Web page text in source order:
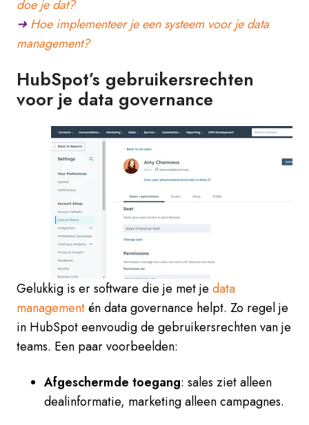
doe je dat?
➜ Hoe implementeer je een systeem voor je data
management?
HubSpot’s gebruikersrechten
voor je data governance
Gelukkig is er software die je met je data
managementén data governance helpt. Zo regel je
in HubSpot eenvoudig de gebruikersrechten van je
teams. Een paar voorbeelden:
Afgeschermde toegang: sales ziet alleen
dealinformatie, marketing alleen campagnes.